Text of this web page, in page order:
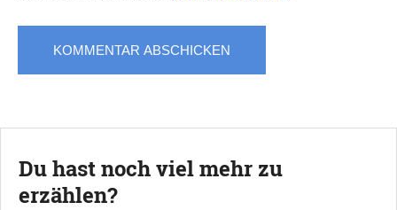
Du hast noch viel mehr zu
erzählen?